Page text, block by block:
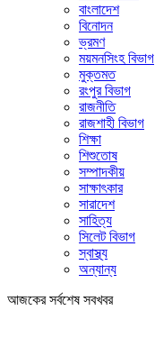
বাংলাদেশ
বিনোদন
ভ্রমণ
ময়মনসিংহ বিভাগ
মুক্তমত
রংপুর বিভাগ
রাজনীতি
রাজশাহী বিভাগ
শিক্ষা
শিশুতোষ
সম্পাদকীয়
সাক্ষাৎকার
সারাদেশ
সাহিত্য
সিলেট বিভাগ
স্বাস্থ্য
অন্যান্য
আজকের সর্বশেষ সবখবর